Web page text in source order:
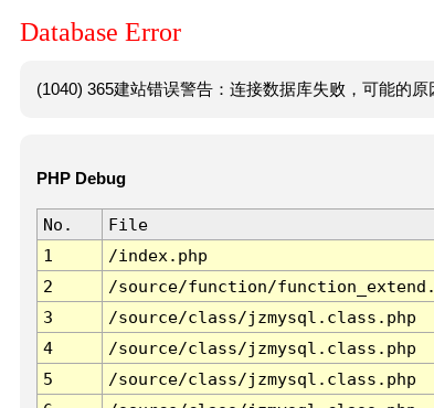
Database Error
(1040) 365建站错误警告：连接数据库失败，可能的
PHP Debug
No. File
1
/index.php
2
/source/function/
3
/source/class/jzmysql.class.php
4
/source/class/jzmysql.class.php
5
/source/class/jzmysql.class.php